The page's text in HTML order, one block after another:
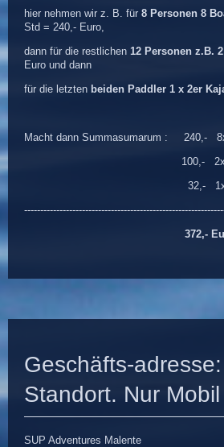
hier nehmen wir z. B. für 8 Personen 8
Std = 240,- Euro,
dann für die restlichen 12 Personen z.B.
Euro und dann
für die letzten beiden Paddler 1 x 2er
Macht dann Summasumarum : 240,-
100,- 2x 5er
32,- 1x 2er
372,-
Geschäfts-
Standort. Nur
SUP Adventures Malente